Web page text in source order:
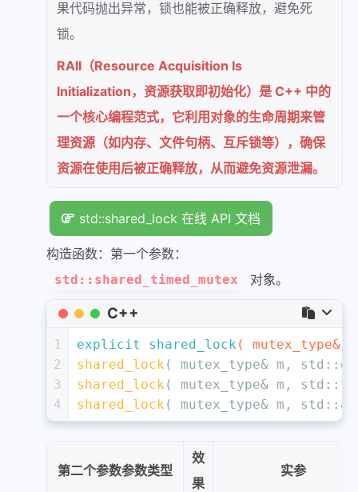
果代码抛出异常，锁也能被正确释放，避免死
锁。
RAII（Resource Acquisition Is
Initialization，资源获取即初始化）是 C++ 中的
一个核心编程范式，它利用对象的生命周期来管
理资源（如内存、文件句柄、互斥锁等），确保
资源在使用后被正确释放，从而避免资源泄漏。
std::shared_lock 在线 API 文档
构造函数：第一个参数：
std::shared_timed_mutex 对象。
C++
1
2
3
4
explicit shared_lock ( mutex_type&
shared_lock ( mutex_type& m, std::
shared_lock ( mutex_type& m, std::
shared_lock ( mutex_type& m, std::
第二个参数参数类型
效
果
实参